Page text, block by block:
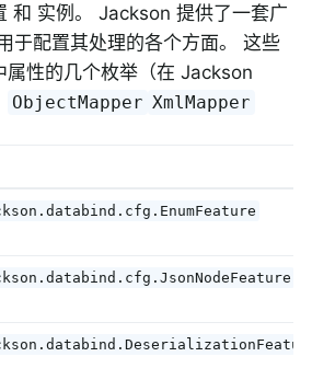
和 实例。 Jackson 提供了一套广
于配置其处理的各个方面。 这些
属性的几个枚举（在 Jackson
ObjectMapper XmlMapper